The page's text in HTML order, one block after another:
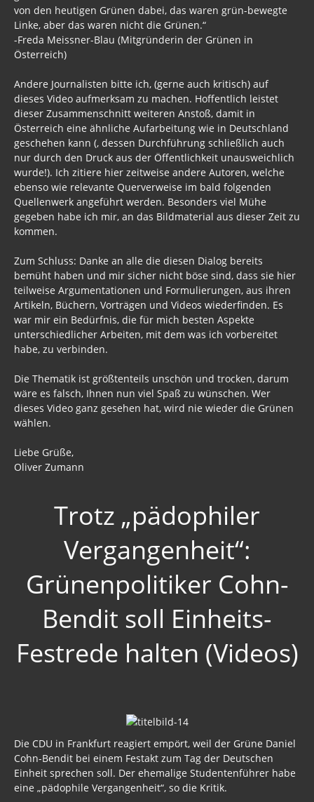
von den heutigen Grünen dabei, das waren grün-bewegte
Linke, aber das waren nicht die Grünen.“
-Freda Meissner-Blau (Mitgründerin der Grünen in
Österreich)
Andere Journalisten bitte ich, (gerne auch kritisch) auf
dieses Video aufmerksam zu machen. Hoffentlich leistet
dieser Zusammenschnitt weiteren Anstoß, damit in
Österreich eine ähnliche Aufarbeitung wie in Deutschland
geschehen kann (, dessen Durchführung schließlich auch
nur durch den Druck aus der Öffentlichkeit unausweichlich
wurde!). Ich zitiere hier zeitweise andere Autoren, welche
ebenso wie relevante Querverweise im bald folgenden
Quellenwerk angeführt werden. Besonders viel Mühe
gegeben habe ich mir, an das Bildmaterial aus dieser Zeit zu
kommen.
Zum Schluss: Danke an alle die diesen Dialog bereits
bemüht haben und mir sicher nicht böse sind, dass sie hier
teilweise Argumentationen und Formulierungen, aus ihren
Artikeln, Büchern, Vorträgen und Videos wiederfinden. Es
war mir ein Bedürfnis, die für mich besten Aspekte
unterschiedlicher Arbeiten, mit dem was ich vorbereitet
habe, zu verbinden.
Die Thematik ist größtenteils unschön und trocken, darum
wäre es falsch, Ihnen nun viel Spaß zu wünschen. Wer
dieses Video ganz gesehen hat, wird nie wieder die Grünen
wählen.
Liebe Grüße,
Oliver Zumann
Trotz „pädophiler
Vergangenheit“:
Grünenpolitiker Cohn-
Bendit soll Einheits-
Festrede halten (Videos)
Die CDU in Frankfurt reagiert empört, weil der Grüne Daniel
Cohn-Bendit bei einem Festakt zum Tag der Deutschen
Einheit sprechen soll. Der ehemalige Studentenführer habe
eine „pädophile Vergangenheit“, so die Kritik.